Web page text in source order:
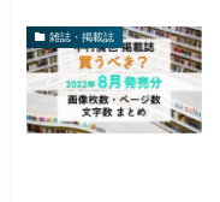
雑誌・掲載誌